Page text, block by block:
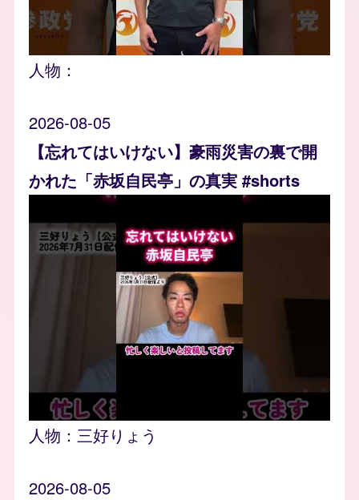
人物：
2026-08-05
【忘れてはいけない】豪雨災害の裏で開
かれた「赤坂自民亭」の真実 #shorts
人物： 三好りょう
2026-08-05